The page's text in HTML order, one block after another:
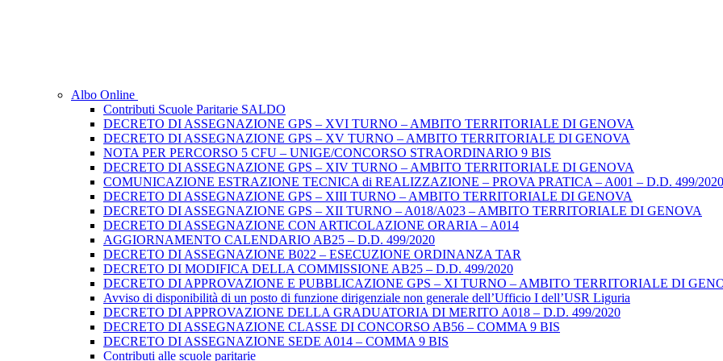
Albo Online
Contributi Scuole Paritarie SALDO
DECRETO DI ASSEGNAZIONE GPS – XVI TURNO – AMBITO TERRITORIALE DI GENOVA
DECRETO DI ASSEGNAZIONE GPS – XV TURNO – AMBITO TERRITORIALE DI GENOVA
NOTA PER PERCORSO 5 CFU – UNIGE/CONCORSO STRAORDINARIO 9 BIS
DECRETO DI ASSEGNAZIONE GPS – XIV TURNO – AMBITO TERRITORIALE DI GENOVA
COMUNICAZIONE ESTRAZIONE TECNICA di REALIZZAZIONE – PROVA PRATICA – A001 – D.D. 499/2020
DECRETO DI ASSEGNAZIONE GPS – XIII TURNO – AMBITO TERRITORIALE DI GENOVA
DECRETO DI ASSEGNAZIONE GPS – XII TURNO – A018/A023 – AMBITO TERRITORIALE DI GENOVA
DECRETO DI ASSEGNAZIONE CON ARTICOLAZIONE ORARIA – A014
AGGIORNAMENTO CALENDARIO AB25 – D.D. 499/2020
DECRETO DI ASSEGNAZIONE B022 – ESECUZIONE ORDINANZA TAR
DECRETO DI MODIFICA DELLA COMMISSIONE AB25 – D.D. 499/2020
DECRETO DI APPROVAZIONE E PUBBLICAZIONE GPS – XI TURNO – AMBITO TERRITORIALE DI
Avviso di disponibilità di un posto di funzione dirigenziale non generale dell’Ufficio I dell’USR Liguria
DECRETO DI APPROVAZIONE DELLA GRADUATORIA DI MERITO A018 – D.D. 499/2020
DECRETO DI ASSEGNAZIONE CLASSE DI CONCORSO AB56 – COMMA 9 BIS
DECRETO DI ASSEGNAZIONE SEDE A014 – COMMA 9 BIS
Contributi alle scuole paritarie